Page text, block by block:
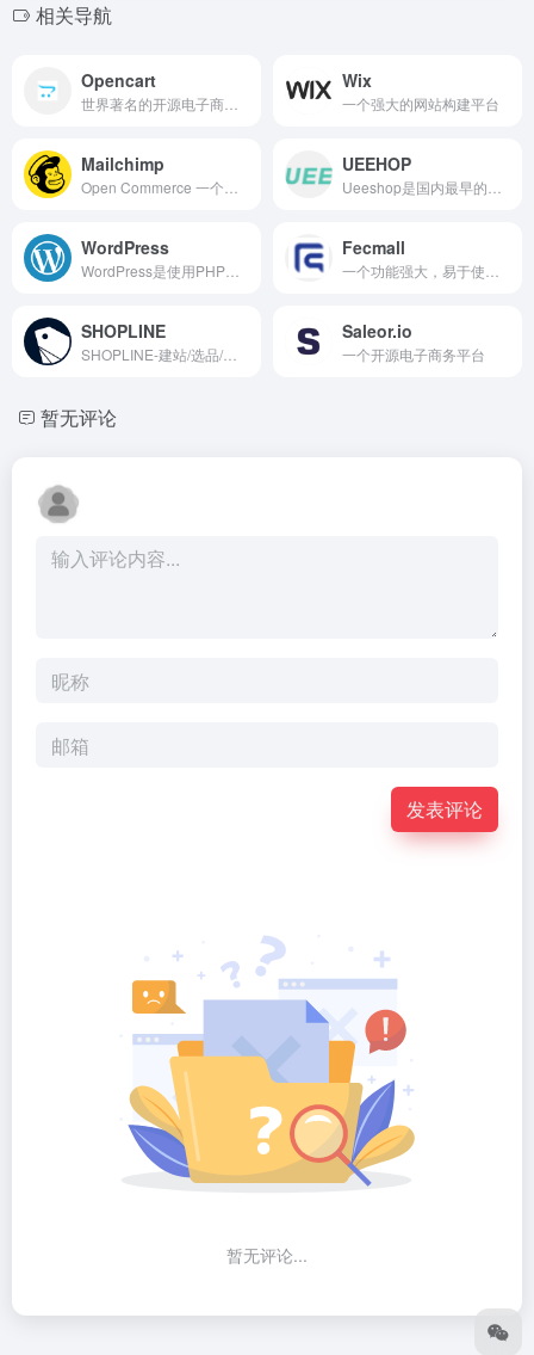
相关导航
Opencart Wix
一个强大的网站构建平台
Mailchimp UEEHOP
WordPress Fecmall
SHOPLINE
SHOPLINE-建站/选品/推广，一站式助力中国卖家品牌出海
Saleor.io
一个开源电子商务平台
暂无评论
发表评论
暂无评论...